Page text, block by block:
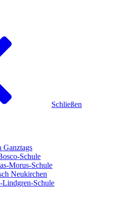
Schließen
Ganztags
Schule
Morus-Schule
Neukirchen
Schule